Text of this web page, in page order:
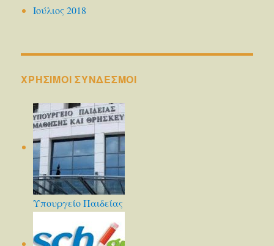
Ιούλιος 2018
ΧΡΗΣΙΜΟΙ ΣΥΝΔΕΣΜΟΙ
Υπουργείο Παιδείας